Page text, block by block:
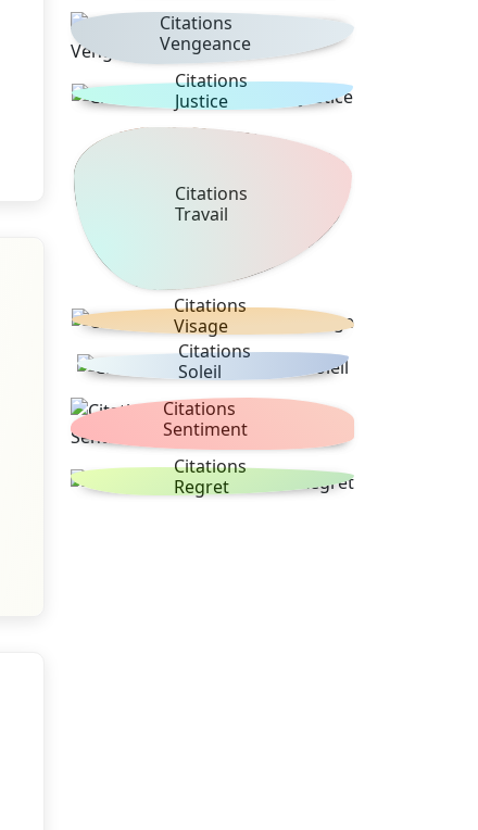
Citations
Vengeance
Citations
Justice
Citations
Travail
Citations
Visage
Citations
Soleil
Citations
Sentiment
Citations
Regret